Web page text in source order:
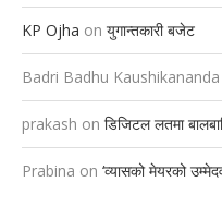
KP Ojha on युगान्तकारी बजेट
Badri Badhu Kaushikananda
prakash on डिजिटल लतमा
Prabina on ‘व्यासको मेयरको